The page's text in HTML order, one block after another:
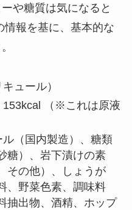
や糖質は気になると
情報を基に、基本的な
ュール）
153kcal （※これは原液
（国内製造）、糖類
糖）、岩下漬けの素
その他）、しょうが
、野菜色素、調味料
抽出物、酒精、ホップ